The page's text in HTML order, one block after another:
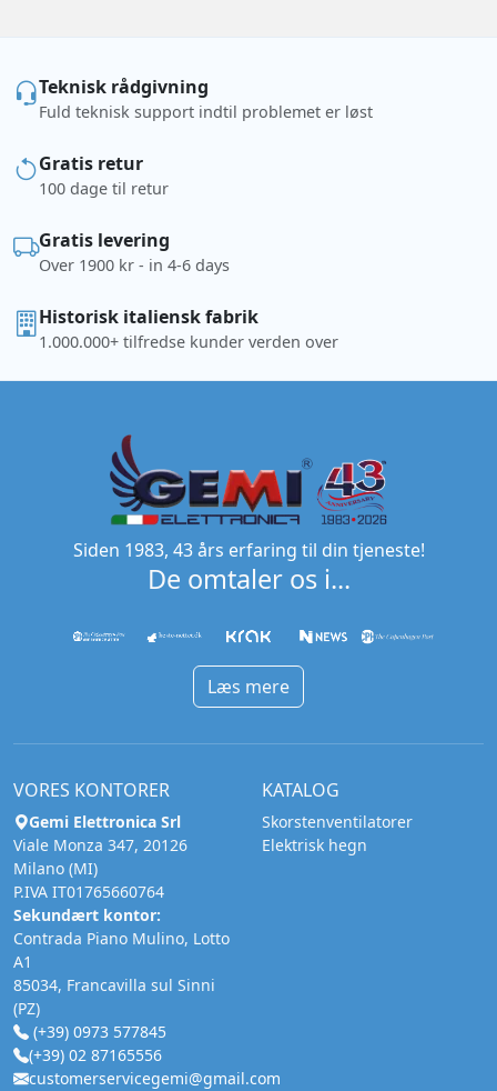
Teknisk rådgivning
Fuld teknisk support indtil problemet er løst
Gratis retur
100 dage til retur
Gratis levering
Over 1900 kr - in 4-6 days
Historisk italiensk fabrik
1.000.000+ tilfredse kunder verden over
Siden 1983, 43 års erfaring til din tjeneste!
De omtaler os i...
Læs mere
VORES KONTORER
Gemi Elettronica Srl
Viale Monza 347, 20126
Milano (MI)
P.IVA IT01765660764
Sekundært kontor:
Contrada Piano Mulino, Lotto
A1
85034, Francavilla sul Sinni
(PZ)
(+39) 0973 577845
(+39) 02 87165556
customerservicegemi@gmail.com
KATALOG
Skorstenventilatorer
Elektrisk hegn